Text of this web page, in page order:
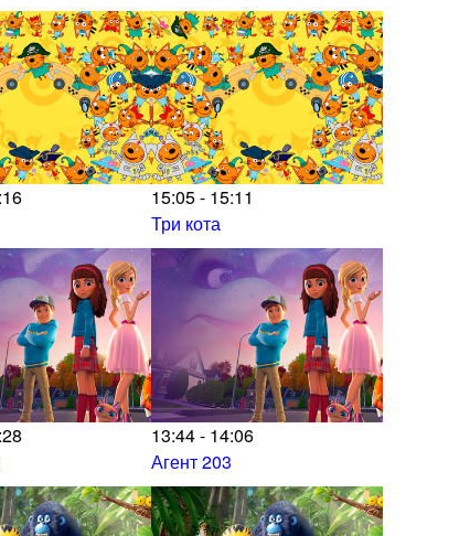
15:05 - 15:11
Три кота
13:44 - 14:06
Агент 203